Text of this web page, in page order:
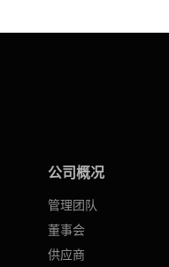
公司概况
管理团队
董事会
供应商